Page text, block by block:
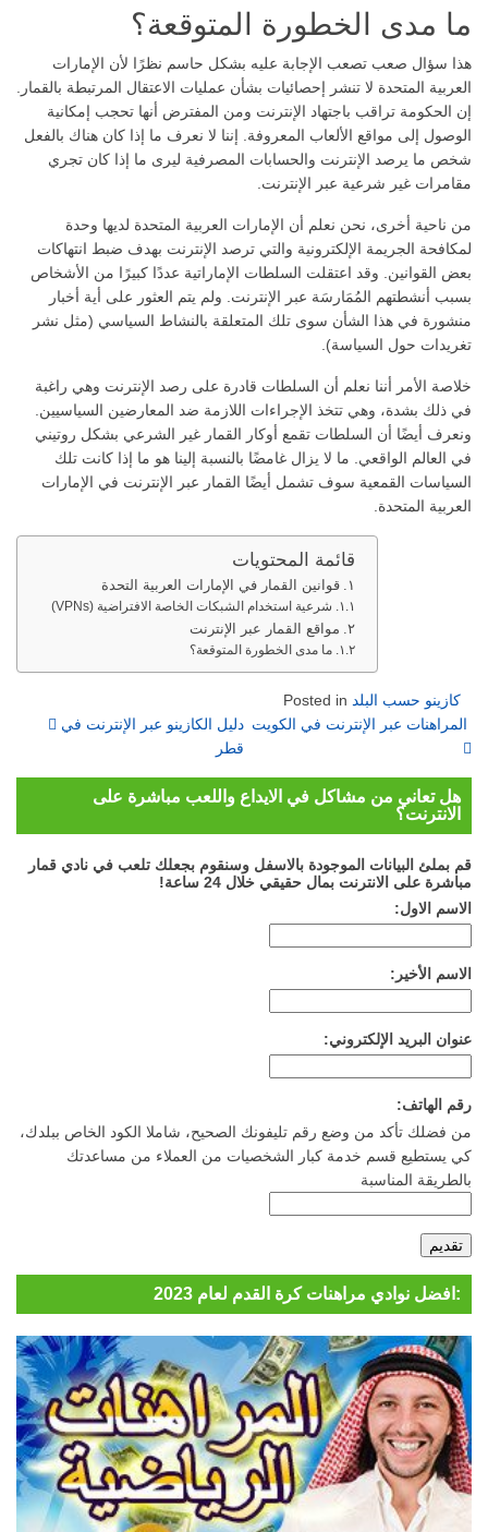
هل تعاني من مشاكل في الايداع واللعب مباشرة على
الانترنت؟
قم بملئ البيانات الموجودة بالاسفل وسنقوم بجعلك تلعب في نادي قمار
مباشرة على الانترنت بمال حقيقي خلال 24 ساعة!
الاسم الاول:
الاسم الأخير:
عنوان البريد الإلكتروني:
رقم الهاتف:
من فضلك تأكد من وضع رقم تليفونك الصحيح، شاملا الكود الخاص ببلدك،
كي يستطيع قسم خدمة كبار الشخصيات من العملاء من مساعدتك
بالطريقة المناسبة
افضل نوادي مراهنات كرة القدم لعام 2023:
ما مدى الخطورة المتوقعة؟
هذا سؤال صعب تصعب الإجابة عليه بشكل حاسم نظرًا لأن الإمارات
العربية المتحدة لا تنشر إحصائيات بشأن عمليات الاعتقال المرتبطة بالقمار.
إن الحكومة تراقب باجتهاد الإنترنت ومن المفترض أنها تحجب إمكانية
الوصول إلى مواقع الألعاب المعروفة. إننا لا نعرف ما إذا كان هناك بالفعل
شخص ما يرصد الإنترنت والحسابات المصرفية ليرى ما إذا كان تجري
مقامرات غير شرعية عبر الإنترنت.
من ناحية أخرى، نحن نعلم أن الإمارات العربية المتحدة لديها وحدة
لمكافحة الجريمة الإلكترونية والتي ترصد الإنترنت بهدف ضبط انتهاكات
بعض القوانين. وقد اعتقلت السلطات الإماراتية عددًا كبيرًا من الأشخاص
بسبب أنشطتهم المُمَارسَة عبر الإنترنت. ولم يتم العثور على أية أخبار
منشورة في هذا الشأن سوى تلك المتعلقة بالنشاط السياسي (مثل نشر
تغريدات حول السياسة).
خلاصة الأمر أننا نعلم أن السلطات قادرة على رصد الإنترنت وهي راغبة
في ذلك بشدة، وهي تتخذ الإجراءات اللازمة ضد المعارضين السياسيين.
ونعرف أيضًا أن السلطات تقمع أوكار القمار غير الشرعي بشكل روتيني
في العالم الواقعي. ما لا يزال غامضًا بالنسبة إلينا هو ما إذا كانت تلك
السياسات القمعية سوف تشمل أيضًا القمار عبر الإنترنت في الإمارات
العربية المتحدة.
قائمة المحتويات
قوانين القمار في الإمارات العربية التحدة
شرعية استخدام الشبكات الخاصة الافتراضية (VPNs)
مواقع القمار عبر الإنترنت
ما مدى الخطورة المتوقعة؟
Posted in كازينو حسب البلد
قطر